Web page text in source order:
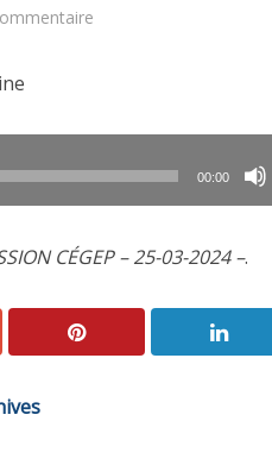
00:00
CÉGEP – 25-03-2024 –.